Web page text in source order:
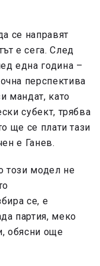
се направят
е сега. След
една година –
перспектива
мандат, като
субект, трябва
ще се плати тази
е Ганев.
този модел не
се, е
партия, меко
обясни още